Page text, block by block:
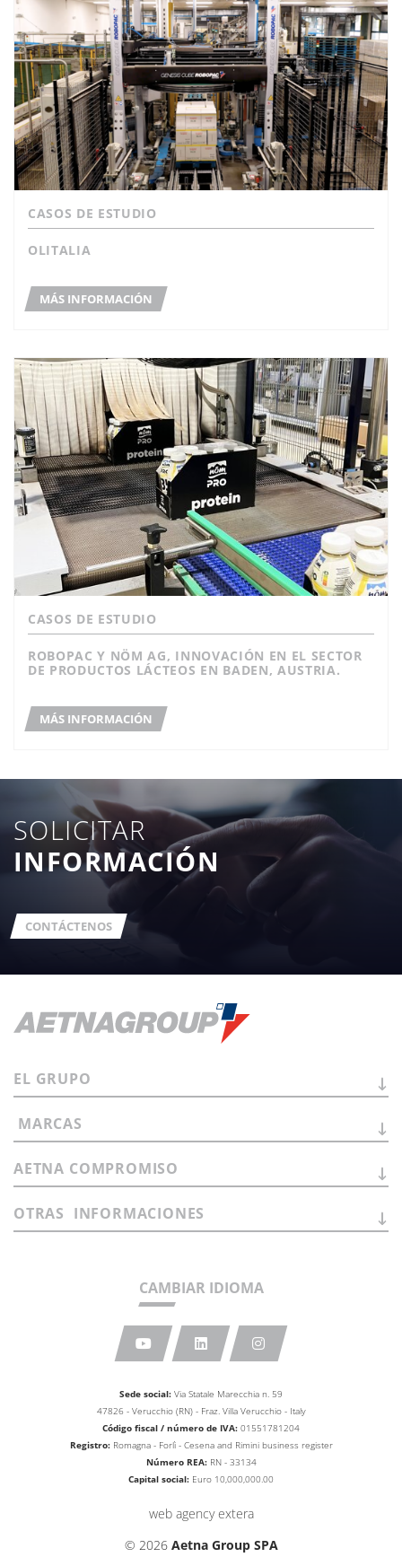
CASOS DE ESTUDIO
OLITALIA
MÁS INFORMACIÓN
CASOS DE ESTUDIO
ROBOPAC Y NÖM AG, INNOVACIÓN EN EL SECTOR
DE PRODUCTOS LÁCTEOS EN BADEN, AUSTRIA.
MÁS INFORMACIÓN
SOLICITAR
INFORMACIÓN
CONTÁCTENOS
Sede social: Via Statale Marecchia n. 59
47826 - Verucchio (RN) - Fraz. Villa Verucchio - Italy
Código fiscal / número de IVA: 01551781204
Registro: Romagna - Forlì - Cesena and Rimini business register
Número REA: RN - 33134
Capital social: Euro 10,000,000.00
web agency extera
© 2026 Aetna Group SPA
CAMBIAR IDIOMA
EL GRUPO
MARCAS
AETNA COMPROMISO
OTRAS INFORMACIONES